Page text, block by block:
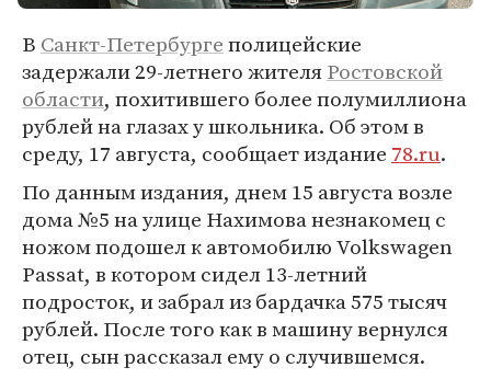
В Санкт-Петербургеполицейские
задержали 29-летнего жителяРостовской
области, похитившего более полумиллиона
рублей на глазах у школьника. Об этом в
среду, 17 августа, сообщает издание 78.ru.
По данным издания, днем 15 августа возле
дома №5 на улице Нахимова незнакомец с
ножом подошел к автомобилю Volkswagen
Passat, в котором сидел 13-летний
подросток, и забрал из бардачка 575 тысяч
рублей. После того как в машину вернулся
отец, сын рассказал ему о случившемся.